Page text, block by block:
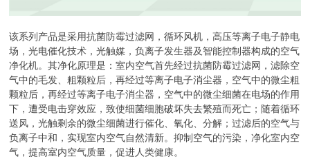
该系列产品是采用抗菌防霉过滤网，循环风机，高压等离子电子静电
场，光电催化技术，光触媒，负离子发生器及智能控制器构成的空气
净化机。其净化原理是：室内空气首先经过抗菌防霉过滤网，滤除空
气中的毛发、粗颗粒后，再经过等离子电子消尘器，空气中的微尘粗
颗粒后，再经过等离子电子消尘器，空气中的微尘细菌在电场的作用
下，遭受电击穿效应，致使细菌细胞破坏失去繁殖而死亡；随着循环
送风，光触剩余的微尘细菌进行催化、氧化、分解；过滤后的空气与
负离子中和，实现室内空气自然清新。抑制空气的污染，净化室内空
气，提高室内空气质量，促进人类健康。